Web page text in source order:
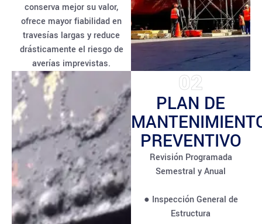
conserva mejor su valor,
ofrece mayor fiabilidad en
travesías largas y reduce
drásticamente el riesgo de
averías imprevistas.
02
PLAN DE
PREVENTIVO
Revisión Programada
Semestral y Anual
● Inspección General de
Estructura